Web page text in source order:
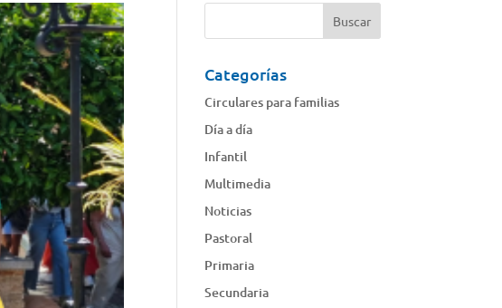
Categorías
Circulares para familias
Día a día
Infantil
Multimedia
Noticias
Pastoral
Primaria
Secundaria